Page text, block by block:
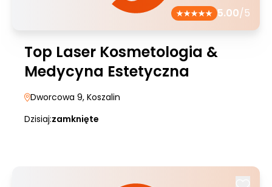
5.00/5
Top Laser Kosmetologia &
Medycyna Estetyczna
Dworcowa 9, Koszalin
Dzisiaj:zamknięte